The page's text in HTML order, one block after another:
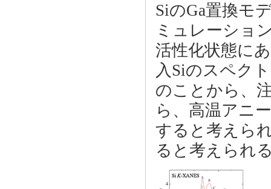
SiのGa置換モ
ミュレーショ
活性化状態に
入Siのスペク
のことから、
ら、高温アニ
すると考えら
ると考えられ